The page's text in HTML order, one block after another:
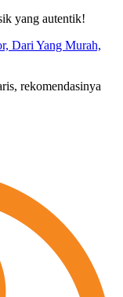
yang autentik!
Dari Yang Murah,
rekomendasinya